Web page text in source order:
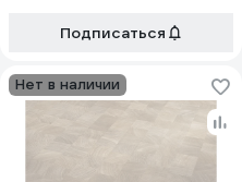
Подписаться
Нет в наличии